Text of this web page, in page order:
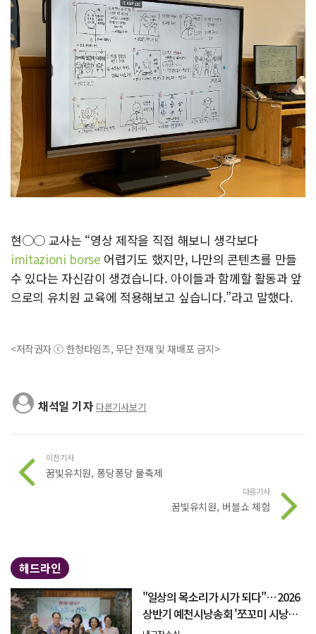
현○○ 교사는 “영상 제작을 직접 해보니 생각보다
imitazioni borse 어렵기도 했지만, 나만의 콘텐츠를 만들
수 있다는 자신감이 생겼습니다. 아이들과 함께할 활동과 앞
으로의 유치원 교육에 적용해보고 싶습니다.”라고 말했다.
<저작권자 ⓒ 한청타임즈, 무단 전재 및 재배포 금지>
채석일 기자 다른기사보기
이전기사
꿈빛유치원, 퐁당퐁당 물축제
다음기사
꿈빛유치원, 버블쇼 체험
헤드라인
"일상의 목소리가 시가 되다"… 2026
상반기 예천시낭송회 '쪼꼬미 시낭송
회' 성료